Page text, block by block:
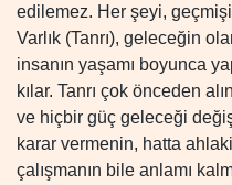
edilemez. Her şeyi,
Varlık (Tanrı), geleceğin
insanın yaşamı boyunca
kılar. Tanrı çok önceden
ve hiçbir güç geleceği
karar vermenin, hatta
çalışmanın bile anlamı